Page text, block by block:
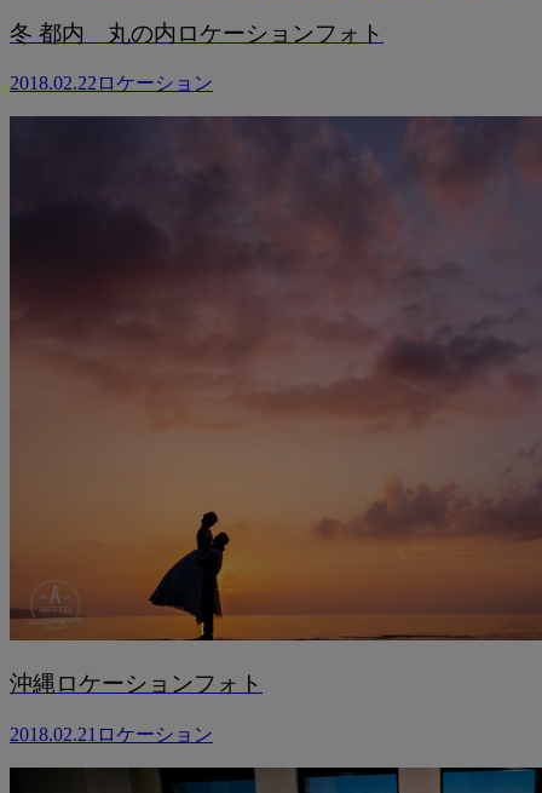
冬 都内 丸の内ロケーションフォト
2018.02.22 ロケーション
沖縄ロケーションフォト
2018.02.21 ロケーション